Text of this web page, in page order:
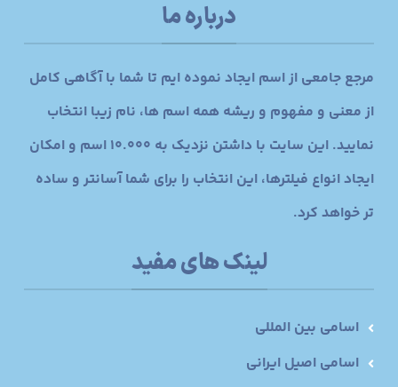
درباره ما
مرجع جامعی از اسم ایجاد نموده ایم تا شما با آگاهی کامل
از معنی و مفهوم و ریشه همه اسم ها، نام زیبا انتخاب
نمایید. این سایت با داشتن نزدیک به 10.000 اسم و امکان
ایجاد انواع فیلترها، این انتخاب را برای شما آسانتر و ساده
تر خواهد کرد.
لینک های مفید
اسامی بین المللی
اسامی اصیل ایرانی